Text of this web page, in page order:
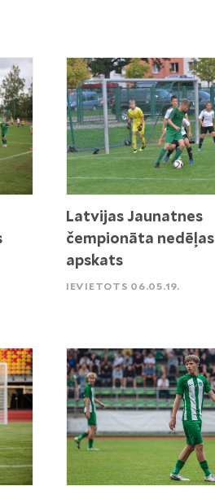
Latvijas Jaunatnes
čempionāta nedēļas
apskats
IEVIETOTS 06.05.19.